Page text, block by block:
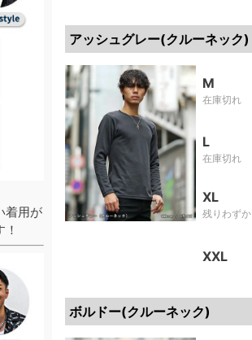
着用が
アッシュグレー(クルーネック)
M
在庫切れ
L
在庫切れ
XL
残りわずか
XXL
ボルドー(クルーネック)